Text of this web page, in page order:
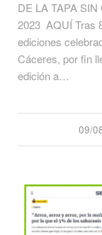
DE LA TAPA
2023 AQUÍ Tras
ediciones
Cáceres, por fin
edición a…
09/